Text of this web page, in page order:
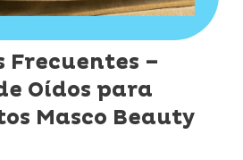
Frecuentes –
Oídos para
Masco Beauty